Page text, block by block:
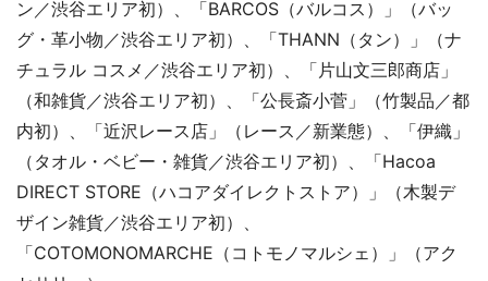
ン／渋谷エリア初）、「BARCOS（バルコス）」（バッ
グ・革小物／渋谷エリア初）、「THANN（タン）」（ナ
チュラル コスメ／渋谷エリア初）、「片山文三郎商店」
（和雑貨／渋谷エリア初）、「公長斎小菅」（竹製品／都
内初）、「近沢レース店」（レース／新業態）、「伊織」
（タオル・ベビー・雑貨／渋谷エリア初）、「Hacoa
DIRECT STORE（ハコアダイレクトストア）」（木製デ
ザイン雑貨／渋谷エリア初）、
「COTOMONOMARCHE（コトモノマルシェ）」（アク